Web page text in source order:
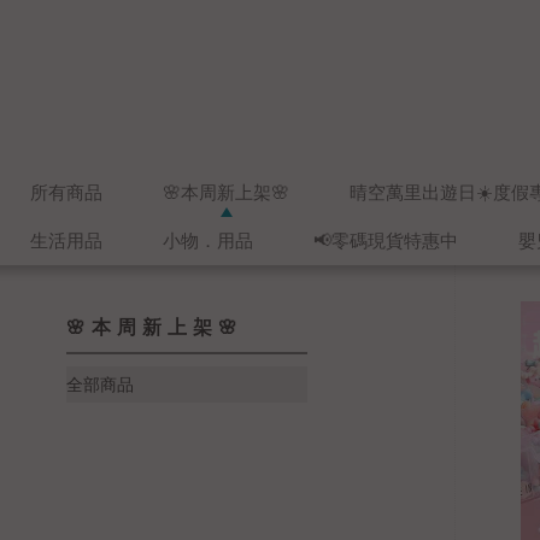
所有商品 🌸本周新上架🌸 晴空萬里出遊日☀️度假
生活用品 小物．用品 📢零碼現貨特惠中
🌸本周新上架🌸
全部商品